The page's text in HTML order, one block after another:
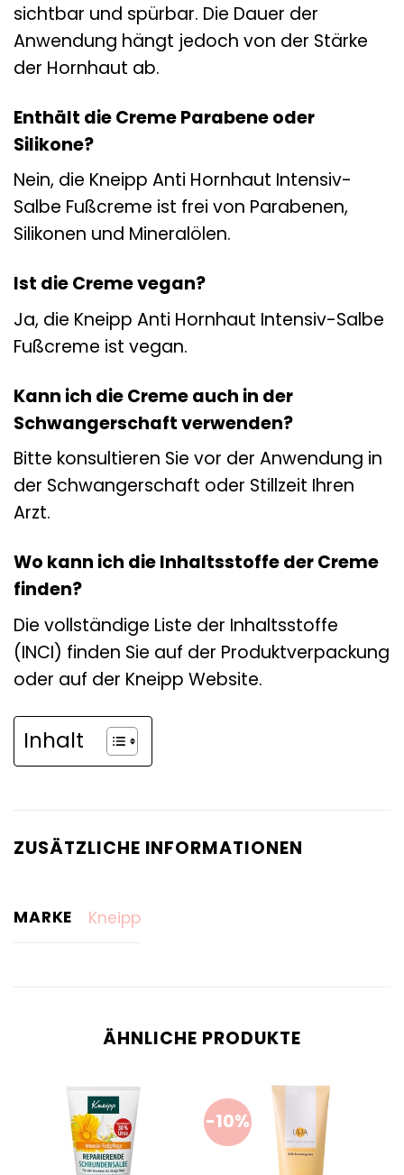
sichtbar und spürbar. Die Dauer der
Anwendung hängt jedoch von der Stärke
der Hornhaut ab.
Enthält die Creme Parabene oder
Silikone?
Nein, die Kneipp Anti Hornhaut Intensiv-
Salbe Fußcreme ist frei von Parabenen,
Silikonen und Mineralölen.
Ist die Creme vegan?
Ja, die Kneipp Anti Hornhaut Intensiv-Salbe
Fußcreme ist vegan.
Kann ich die Creme auch in der
Schwangerschaft verwenden?
Bitte konsultieren Sie vor der Anwendung in
der Schwangerschaft oder Stillzeit Ihren
Arzt.
Wo kann ich die Inhaltsstoffe der Creme
finden?
Die vollständige Liste der Inhaltsstoffe
(INCI) finden Sie auf der Produktverpackung
oder auf der Kneipp Website.
Inhalt
ZUSÄTZLICHE INFORMATIONEN
MARKE Kneipp
ÄHNLICHE PRODUKTE
-10%